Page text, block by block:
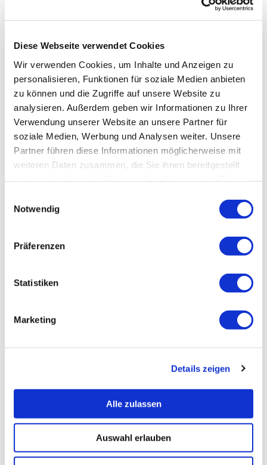
Diese Webseite verwendet Cookies
Wir verwenden Cookies, um Inhalte und Anzeigen zu
personalisieren, Funktionen für soziale Medien anbieten
zu können und die Zugriffe auf unsere Website zu
analysieren. Außerdem geben wir Informationen zu Ihrer
Verwendung unserer Website an unsere Partner für
soziale Medien, Werbung und Analysen weiter. Unsere
Partner führen diese Informationen möglicherweise mit
weiteren Daten zusammen, die Sie ihnen bereitgestellt
Notwendig
Präferenzen
Statistiken
Marketing
Details zeigen
Alle zulassen
Auswahl erlauben